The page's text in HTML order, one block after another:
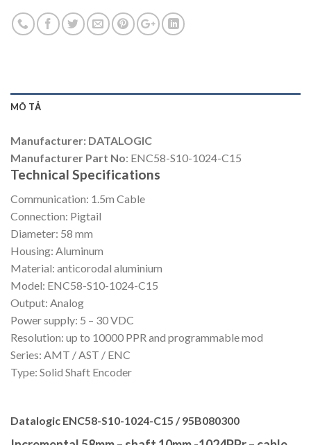
MÔ TẢ
Manufacturer: DATALOGIC
Manufacturer Part No: ENC58-S10-1024-C15
Technical Specifications
Communication: 1.5m Cable
Connection: Pigtail
Diameter: 58 mm
Housing: Aluminum
Material: anticorodal aluminium
Model: ENC58-S10-1024-C15
Output: Analog
Power supply: 5 – 30 VDC
Resolution: up to 10000 PPR and programmable mod
Series: AMT / AST / ENC
Type: Solid Shaft Encoder
Datalogic ENC58-S10-1024-C15 / 95B080300